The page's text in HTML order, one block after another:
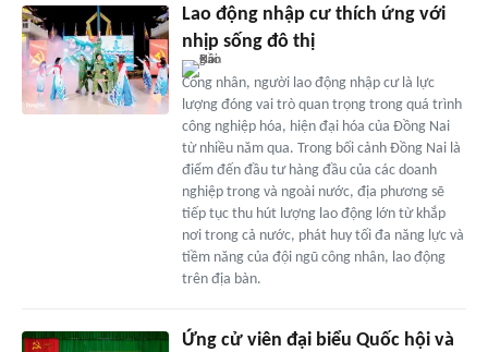
Lao động nhập cư thích ứng với
nhịp sống đô thị
Công nhân, người lao động nhập cư là lực
lượng đóng vai trò quan trọng trong quá trình
công nghiệp hóa, hiện đại hóa của Ðồng Nai
từ nhiều năm qua. Trong bối cảnh Ðồng Nai là
điểm đến đầu tư hàng đầu của các doanh
nghiệp trong và ngoài nước, địa phương sẽ
tiếp tục thu hút lượng lao động lớn từ khắp
nơi trong cả nước, phát huy tối đa năng lực và
tiềm năng của đội ngũ công nhân, lao động
trên địa bàn.
Ứng cử viên đại biểu Quốc hội và